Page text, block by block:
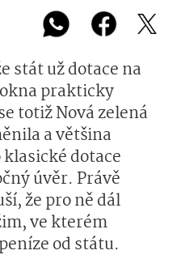
stát už dotace na
prakticky
totiž Nová zelená
a většina
dotace
úvěr. Právě
že pro ně dál
ve kterém
od státu.